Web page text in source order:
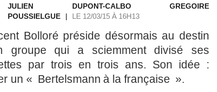
JULIEN DUPONT-CALBO GREGOIRE
POUSSIELGUE
| LE 12/03/15 À 16H13
Bolloré préside désormais au destin
groupe qui a sciemment divisé ses
par trois en trois ans. Son idée :
un « Bertelsmann à la française ».